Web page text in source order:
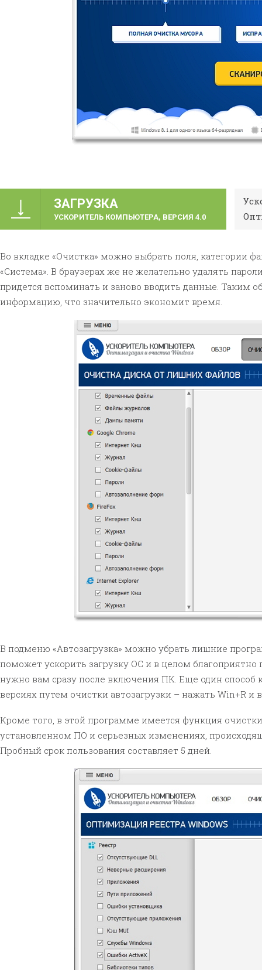
ЗАГРУЗКА
УСКОРИТЕЛЬ КОМПЬЮТЕРА, ВЕРСИЯ 4.0
Во вкладке «Очистка» можно выбрать поля, категории
«Система». В браузерах же не желательно удалять
придется вспоминать и заново вводить данные. Таким
информацию, что значительно экономит время.
В подменю «Автозагрузка» можно убрать лишние
поможет ускорить загрузку ОС и в целом благоприятно
нужно вам сразу после включения ПК. Еще один способ
версиях путем очистки автозагрузки – нажать Win+R и
Кроме того, в этой программе имеется функция
установленном ПО и серьезных изменениях,
Пробный срок пользования составляет 5 дней.